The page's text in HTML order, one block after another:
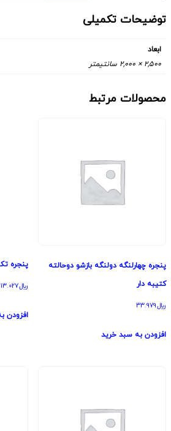
توضیحات تکمیلی
ابعاد
2,500 × 2,000 سانتیمتر
محصولات مرتبط
پنجره چهارلنگه دولنگه بازشو دوحالته
کتیبه دار
﷼33.979
افزودن به سبد خرید
پنجره
﷼13.027
افزودن